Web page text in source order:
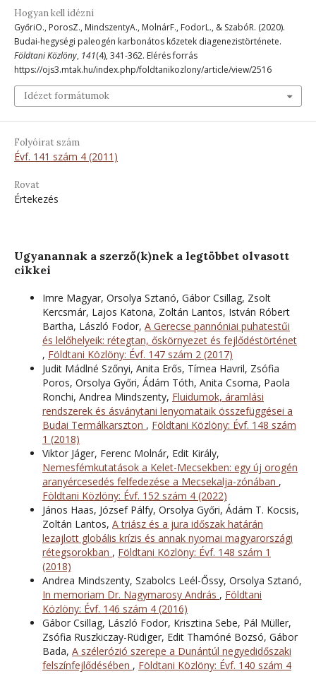
Hogyan kell idézni
GyőriO., PorosZ., MindszentyA., MolnárF., FodorL., & SzabóR. (2020).
Budai-hegységi paleogén karbonátos kőzetek diagenezistörténete.
Földtani Közlöny, 141(4), 341-362. Elérés forrás
https://ojs3.mtak.hu/index.php/foldtanikozlony/article/view/2516
Idézet formátumok
Folyóirat szám
Évf. 141 szám 4 (2011)
Rovat
Értekezés
Ugyanannak a szerző(k)nek a legtöbbet olvasott
cikkei
Imre Magyar, Orsolya Sztanó, Gábor Csillag, Zsolt
Kercsmár, Lajos Katona, Zoltán Lantos, István Róbert
Bartha, László Fodor, A Gerecse pannóniai puhatestűi
és lelőhelyeik: rétegtan, őskörnyezet és fejlődéstörténet
, Földtani Közlöny: Évf. 147 szám 2 (2017)
Judit Mádlné Szőnyi, Anita Erős, Tímea Havril, Zsófia
Poros, Orsolya Győri, Ádám Tóth, Anita Csoma, Paola
Ronchi, Andrea Mindszenty, Fluidumok, áramlási
rendszerek és ásványtani lenyomataik összefüggései a
Budai Termálkarszton , Földtani Közlöny: Évf. 148 szám
1 (2018)
Viktor Jáger, Ferenc Molnár, Edit Király,
Nemesfémkutatások a Kelet-Mecsekben: egy új orogén
aranyércesedés felfedezése a Mecsekalja-zónában ,
Földtani Közlöny: Évf. 152 szám 4 (2022)
János Haas, József Pálfy, Orsolya Győri, Ádám T. Kocsis,
Zoltán Lantos, A triász és a jura időszak határán
lezajlott globális krízis és annak nyomai magyarországi
rétegsorokban , Földtani Közlöny: Évf. 148 szám 1
(2018)
Andrea Mindszenty, Szabolcs Leél-Őssy, Orsolya Sztanó,
In memoriam Dr. Nagymarosy András , Földtani
Közlöny: Évf. 146 szám 4 (2016)
Gábor Csillag, László Fodor, Krisztina Sebe, Pál Müller,
Zsófia Ruszkiczay-Rüdiger, Edit Thamóné Bozsó, Gábor
Bada, A szélerózió szerepe a Dunántúl negyedidőszaki
felszínfejlődésében , Földtani Közlöny: Évf. 140 szám 4